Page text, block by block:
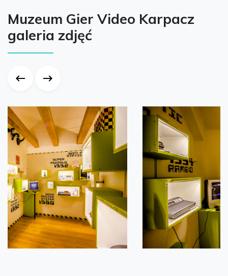
Muzeum Gier Video Karpacz
galeria zdjęć